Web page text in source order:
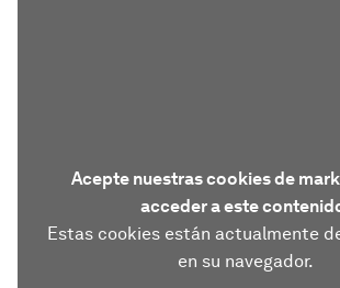
Acepte nuestras cookies de
acceder a este
Estas cookies están actualmente
en su navegador.